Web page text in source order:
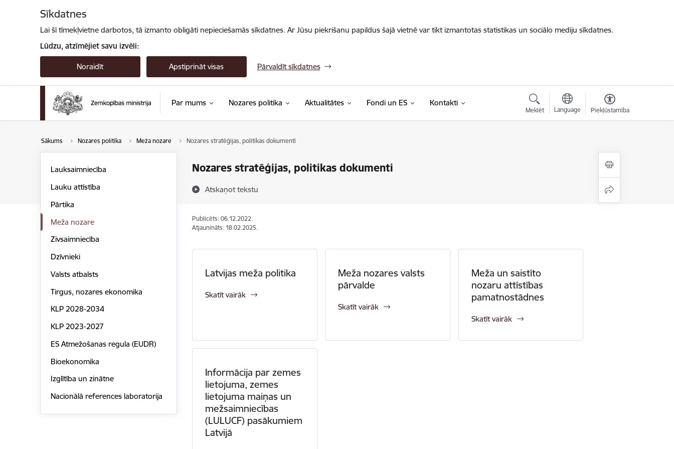
Sīkdatnes
Lai šī tīmekļvietne darbotos, tā izmanto obligāti nepieciešamās sīkdatnes. Ar Jūsu piekrišanu papildus šajā vietnē var tikt izmantotas statistikas un sociālo mediju sīkdatnes.
Lūdzu, atzīmējiet savu izvēli:
Noraidīt Apstiprināt visas Pārvaldīt sīkdatnes
Par mums Nozares politika Aktualitātes Fondi un ES Kontakti
Meklēt Language Piekļūstamība
Sākums Nozares politika Meža nozare Nozares stratēģijas, politikas dokumenti
Nozares stratēģijas, politikas dokumenti
Atskaņot tekstu
Lauksaimniecība
Lauku attīstība
Pārtika
Meža nozare
Zivsaimniecība
Dzīvnieki
Valsts atbalsts
Tirgus, nozares ekonomika
KLP 2028-2034
KLP 2023-2027
ES Atmežošanas regula (EUDR)
Bioekonomika
Izglītība un zinātne
Nacionālā references laboratorija
Publicēts: 06.12.2022.
Atjaunināts: 18.02.2025.
Latvijas meža politika
Skatīt vairāk
Meža nozares valsts
pārvalde
Skatīt vairāk
Meža un saistīto
nozaru attīstības
pamatnostādnes
Skatīt vairāk
Informācija par zemes
lietojuma, zemes
lietojuma maiņas un
mežsaimniecības
(LULUCF) pasākumiem
Latvijā